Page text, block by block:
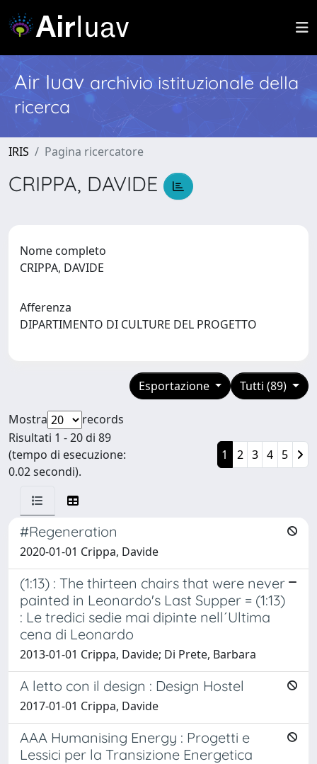
Air Iuav archivio istituzionale della
ricerca
IRIS Pagina ricercatore
CRIPPA, DAVIDE
Nome completo
CRIPPA, DAVIDE
Afferenza
DIPARTIMENTO DI CULTURE DEL PROGETTO
Tutti (89)
Esportazione
Mostra
records
Risultati 1 - 20 di 89
(tempo di esecuzione:
0.02 secondi).
1 2 3 4 5
#Regeneration
2020-01-01 Crippa, Davide
(1:13) : The thirteen chairs that were never
painted in Leonardo's Last Supper = (1:13)
: Le tredici sedie mai dipinte nell´Ultima
cena di Leonardo
2013-01-01 Crippa, Davide; Di Prete, Barbara
A letto con il design : Design Hostel
2017-01-01 Crippa, Davide
AAA Humanising Energy : Progetti e
Lessici per la Transizione Energetica